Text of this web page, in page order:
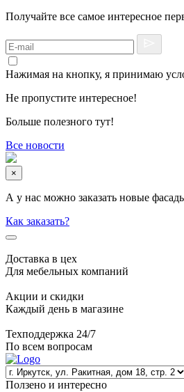
Получайте все самое интересное
Нажимая на кнопку, я принимаю
Не пропустите интересное!
Больше полезного тут!
Все новости
×
А у нас можно заказать новые
Как заказать?
Доставка в цех
Для мебельных компаний
Акции и скидки
Каждый день в магазине
Техподдержка 24/7
По всем вопросам
Ползено и интересно